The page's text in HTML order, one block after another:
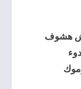
هشوف